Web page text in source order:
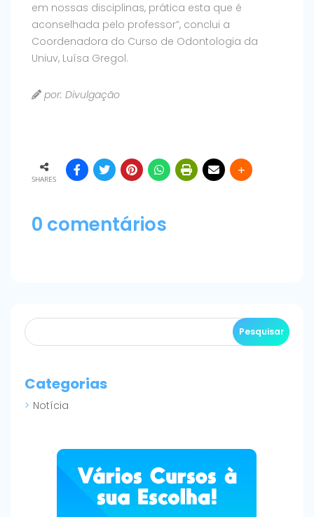
em nossas disciplinas, prática esta que é
aconselhada pelo professor”, conclui a
Coordenadora do Curso de Odontologia da
Uniuv, Luísa Gregol.
por: Divulgação
SHARES
0 comentários
Categorias
Notícia